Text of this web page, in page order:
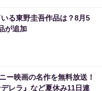
る東野圭吾作品は？8月5
が追加
ー映画の名作を無料放送！
デレラ』など夏休み11日連